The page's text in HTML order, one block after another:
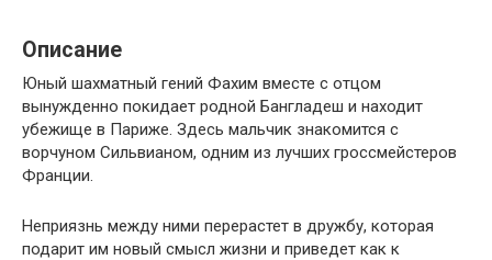
Описание
Юный шахматный гений Фахим вместе с отцом
вынужденно покидает родной Бангладеш и находит
убежище в Париже. Здесь мальчик знакомится с
ворчуном Сильвианом, одним из лучших гроссмейстеров
Франции.
Неприязнь между ними перерастет в дружбу, которая
подарит им новый смысл жизни и приведет как к